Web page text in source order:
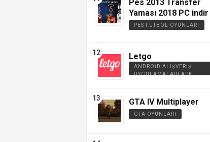
Pes 2013 Transfer
Yaması 2018 PC indir
PES FUTBOL OYUNLARI
Letgo
ANDROID ALIŞVERIŞ
UYGULAMALARI APK
GTA IV Multiplayer
GTA OYUNLARI